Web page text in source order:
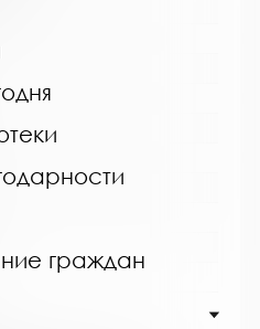
граждан